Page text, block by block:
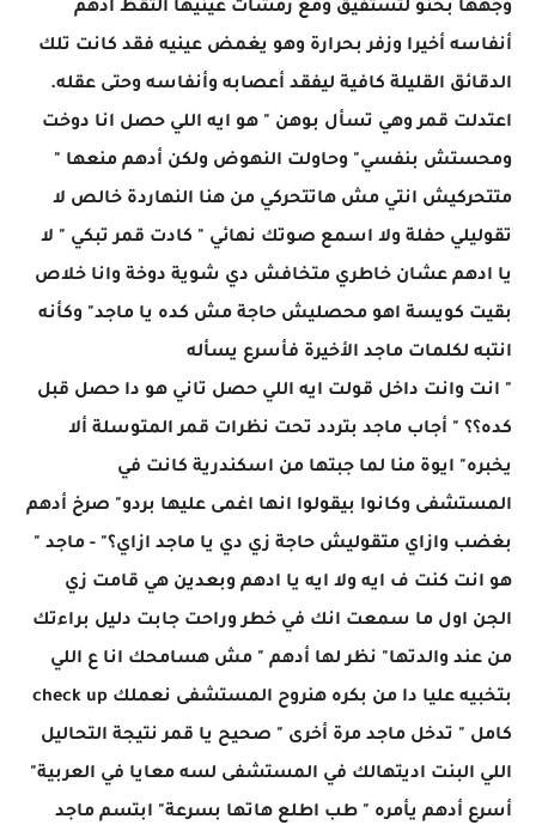
وجهها بحنو لتستفيق ومع رمشات عينيها التقط أدهم
أنفاسه أخيرا وزفر بحرارة وهو يغمض عينيه فقد كانت تلك
الدقائق القليلة كافية ليفقد أعصابه وأنفاسه وحتى عقله.
اعتدلت قمر وهي تسأل بوهن " هو ايه اللي حصل انا دوخت
ومحستش بنفسي" وحاولت النهوض ولكن أدهم منعها "
متتحركيش انتي مش هاتتحركي من هنا النهاردة خالص لا
تقوليلي حفلة ولا اسمع صوتك نهائي " كادت قمر تبكي " لا
يا ادهم عشان خاطري متخافش دي شوية دوخة وانا خلاص
بقيت كويسة اهو محصليش حاجة مش كده يا ماجد" وكأنه
انتبه لكلمات ماجد الأخيرة فأسرع يسأله
" انت وانت داخل قولت ايه اللي حصل تاني هو دا حصل قبل
كده؟؟ " أجاب ماجد بتردد تحت نظرات قمر المتوسلة ألا
يخبره" ايوة منا لما جبتها من اسكندرية كانت في
المستشفى وكانوا بيقولوا انها اغمى عليها بردو" صرخ أدهم
بغضب وازاي متقوليش حاجة زي دي يا ماجد ازاي؟" - ماجد "
هو انت كنت ف ايه ولا ايه يا ادهم وبعدين هي قامت زي
الجن اول ما سمعت انك في خطر وراحت جابت دليل براءتك
من عند والدتها" نظر لها أدهم " مش هسامحك انا ع اللي
بتخبيه عليا دا من بكره هنروح المستشفى نعملك check up
كامل " تدخل ماجد مرة أخرى " صحيح يا قمر نتيجة التحاليل
اللي البنت اديتهالك في المستشفى لسه معايا في العربية"
أسرع أدهم يأمره " طب اطلع هاتها بسرعة" ابتسم ماجد